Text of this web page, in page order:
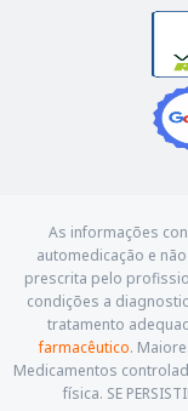
As informações
automedicação e
prescrita pelo
condições a
tratamento
farmacêutico.
Medicamentos
física. SE